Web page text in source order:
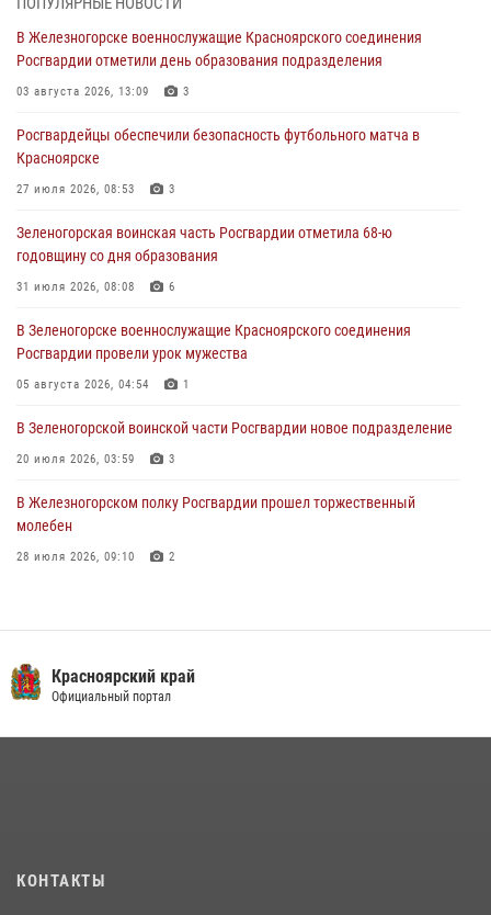
В Красноярске сотрудники вневедомственной охраны Росгвардии
задержали подозреваемого в серии краж из гипермаркета
04 августа 2026, 09:57
Сотрудники Росгвардии обеспечили общественный порядок во
время проведения экстремального заплыва в Дудинке
04 августа 2026, 08:36
В Красноярске сотрудники Росгвардии задержали подозреваемого
в серии краж из супермаркета
04 августа 2026, 06:50
Военнослужащие Красноярского соединения Росгвардии
познакомили отдыхающих детей с тонкостями РХБ защиты
03 августа 2026, 13:12 2
В Железногорске военнослужащие Красноярского соединения
Росгвардии отметили день образования подразделения
03 августа 2026, 13:09 3
Росгвардейцы обеспечили безопасность футбольного матча в
Красноярске
27 июля 2026, 08:53 3
Зеленогорская воинская часть Росгвардии отметила 68-ю
годовщину со дня образования
31 июля 2026, 08:08 6
В Зеленогорске военнослужащие Красноярского соединения
Росгвардии провели урок мужества
05 августа 2026, 04:54 1
В Зеленогорской воинской части Росгвардии новое подразделение
20 июля 2026, 03:59 3
В Железногорском полку Росгвардии прошел торжественный
молебен
28 июля 2026, 09:10 2
Железногорские росгвардецы получили в руки легендарное оружие
10 июля 2026, 06:21
Красноярский край
Официальный портал
КОНТАКТЫ